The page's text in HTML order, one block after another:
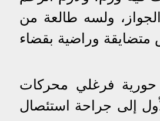
ولسه طالعة من
متضايقة وراضية بقضاء
فرغلي محركات
إلى جراحة استئصال